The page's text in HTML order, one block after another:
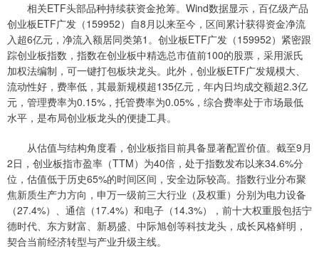
相关ETF头部品种持续获资金抢筹。Wind数据显示，百亿级产品
创业板ETF广发（159952）自8月以来至今，区间累计获得资金净流
入超6亿元，净流入额居同类第1。创业板ETF广发（159952）紧密跟
踪创业板指数，指数在创业板中精选总市值前100的股票，采用派氏
加权法编制，可一键打包板块龙头。此外，创业板ETF广发规模大、
流动性好，费率低，其最新规模超135亿元，年内日均成交额超2.3亿
元，管理费率为0.15%，托管费率为0.05%，综合费率处于市场最低
水平，是布局创业板龙头的便捷工具。
从估值与结构角度看，创业板指目前具备显著配置价值。截至9月
2日，创业板指市盈率（TTM）为40倍，处于指数发布以来34.6%分
位，估值低于历史65%的时间区间，安全边际较高。指数行业分布聚
焦新质生产力方向，申万一级前三大行业（及权重）分别为电力设备
（27.4%）、通信（17.4%）和电子（14.3%），前十大权重股包括宁
德时代、东方财富、新易盛、中际旭创等科技龙头，成长风格鲜明，
契合当前经济转型与产业升级主线。